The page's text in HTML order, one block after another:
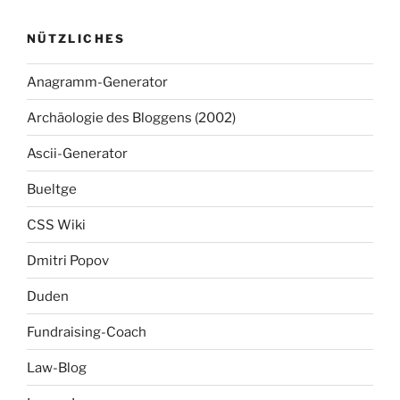
NÜTZLICHES
Anagramm-Generator
Archäologie des Bloggens (2002)
Ascii-Generator
Bueltge
CSS Wiki
Dmitri Popov
Duden
Fundraising-Coach
Law-Blog